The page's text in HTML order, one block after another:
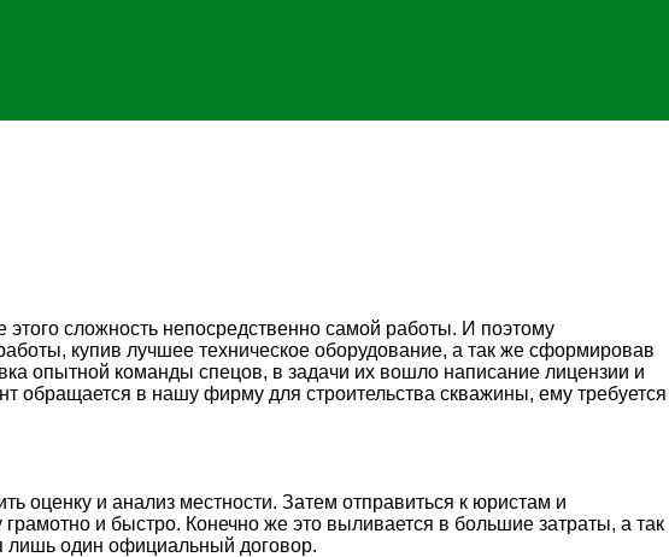
сложность непосредственно самой работы. И поэтому
купив лучшее техническое оборудование, а так же сформировав
опытной команды спецов, в задачи их вошло написание лицензии и
обращается в нашу фирму для строительства скважины, ему требуется
оценку и анализ местности. Затем отправиться к юристам и
и быстро. Конечно же это выливается в большие затраты, а так
лишь один официальный договор.